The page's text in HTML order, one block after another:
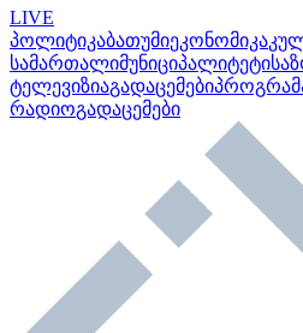
LIVE
პოლიტიკაბათუმიეკონომიკა
სამართალიმუნიციპალიტეტი
ტელევიზიაგადაცემები
რადიოგადაცემები